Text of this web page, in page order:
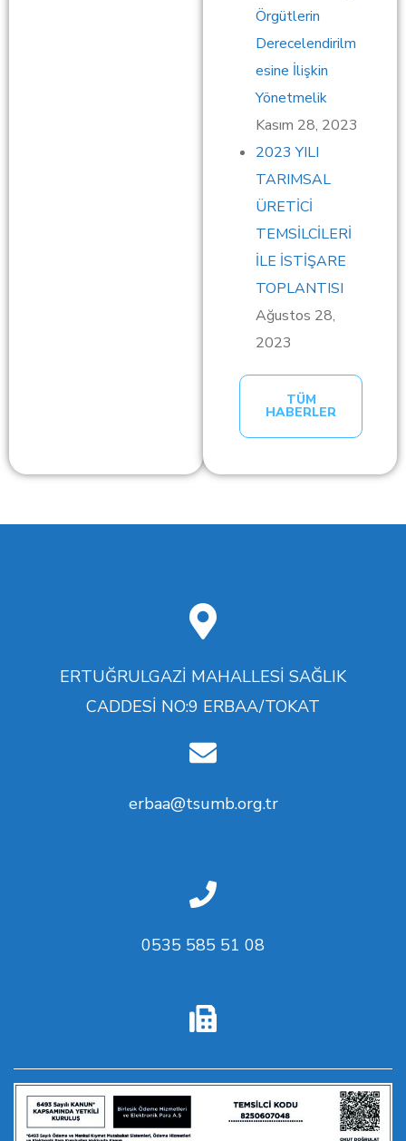
Örgütlerin
Derecelendirilm
esine İlişkin
Yönetmelik
Kasım 28, 2023
2023 YILI
TARIMSAL
ÜRETİCİ
TEMSİLCİLERİ
İLE İSTİŞARE
TOPLANTISI
Ağustos 28,
2023
TÜM
HABERLER
ERTUĞRULGAZİ MAHALLESİ SAĞLIK
CADDESİ NO:9 ERBAA/TOKAT
erbaa@tsumb.org.tr
0535 585 51 08